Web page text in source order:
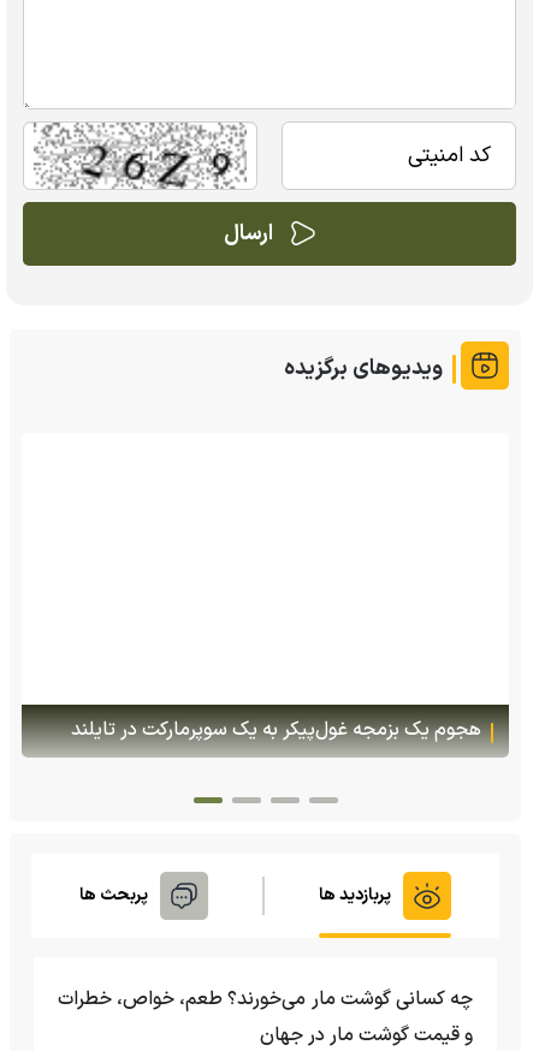
ویدیوهای برگزیده
قزاقستان بازگشتند
پربازدید ها پربحث ها
چه کسانی گوشت مار می‌خورند؟ طعم، خواص، خطرات
و قیمت گوشت مار در جهان